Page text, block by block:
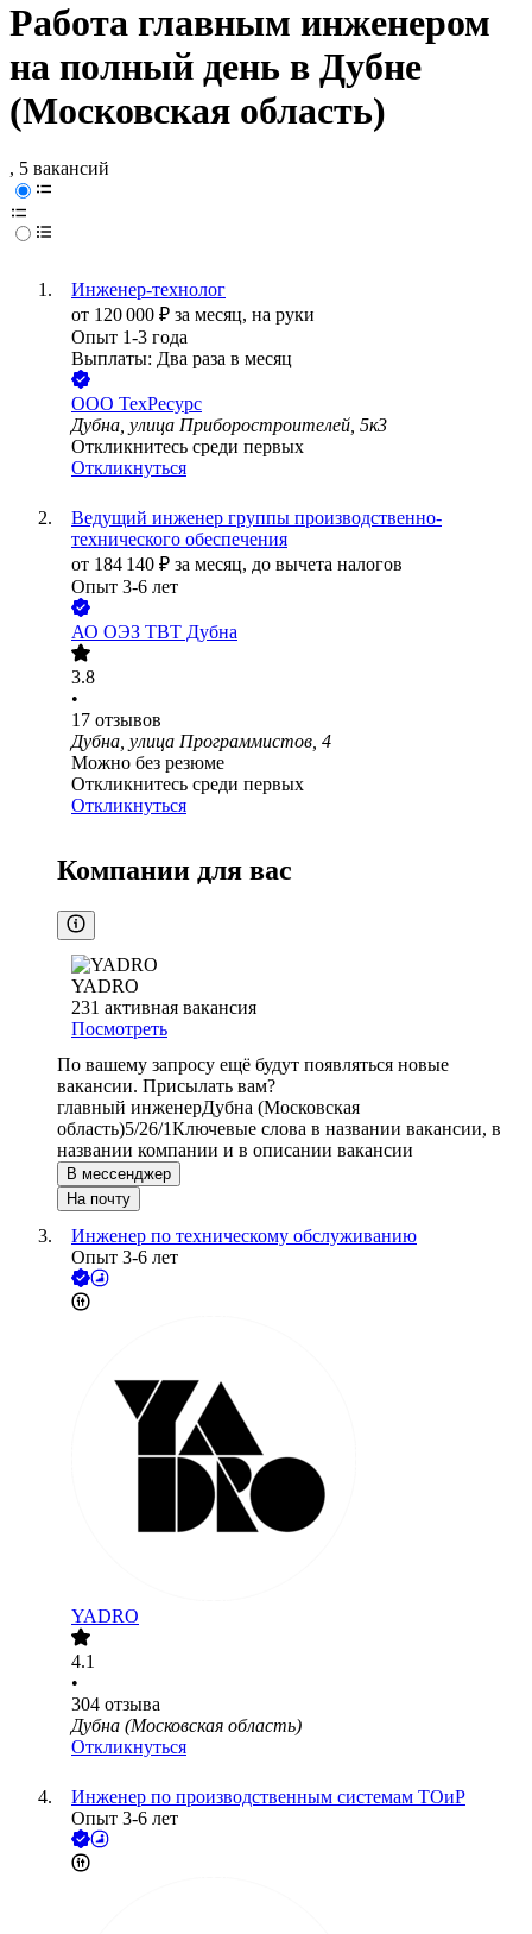
Работа главным инженером
на полный день в Дубне
(Московская область)
, 5 вакансий
Инженер-технолог
от 120 000 ₽ за месяц, на руки
Опыт 1-3 года
Выплаты: Два раза в месяц
ООО ТехРесурс
Дубна, улица Приборостроителей, 5к3
Откликнитесь среди первых
Откликнуться
Ведущий инженер группы производственно-
технического обеспечения
от 184 140 ₽ за месяц, до вычета налогов
Опыт 3-6 лет
АО ОЭЗ ТВТ Дубна
3.8
•
17 отзывов
Дубна, улица Программистов, 4
Можно без резюме
Откликнитесь среди первых
Откликнуться
Компании для вас
YADRO
231 активная вакансия
Посмотреть
По вашему запросу ещё будут появляться новые
вакансии. Присылать вам?
главный инженерДубна (Московская
область)5/26/1Ключевые слова в названии вакансии, в
названии компании и в описании вакансии
В мессенджер
На почту
Инженер по техническому обслуживанию
Опыт 3-6 лет
YADRO
4.1
•
304 отзыва
Дубна (Московская область)
Откликнуться
Инженер по производственным системам ТОиР
Опыт 3-6 лет